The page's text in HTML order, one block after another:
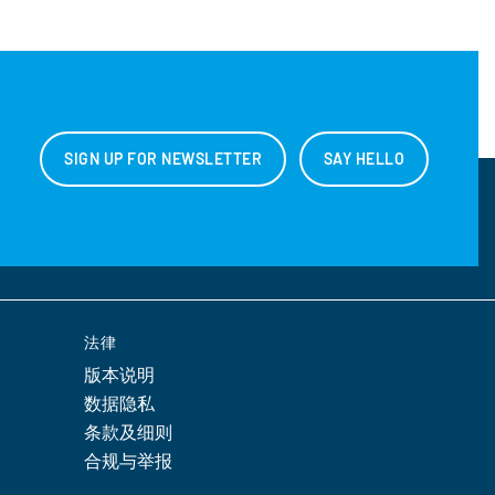
SIGN UP FOR NEWSLETTER SAY HELLO
法律
版本说明
数据隐私
条款及细则
合规与举报